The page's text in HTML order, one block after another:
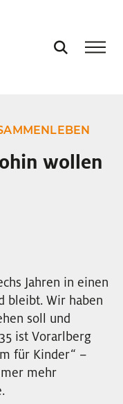
wollen
Jahren in einen
bleibt. Wir haben
soll und
ist Vorarlberg
für Kinder“ –
mehr